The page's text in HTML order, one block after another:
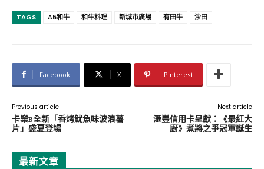
TAGS A5和牛 和牛料理 新城市廣場 有田牛 沙田
Facebook X Pinterest
Previous article
卡樂B全新「香烤魷魚味波浪薯
片」盛夏登場
Next article
滙豐信用卡呈獻：《最紅大
廚》煮將之爭冠軍誕生
最新文章